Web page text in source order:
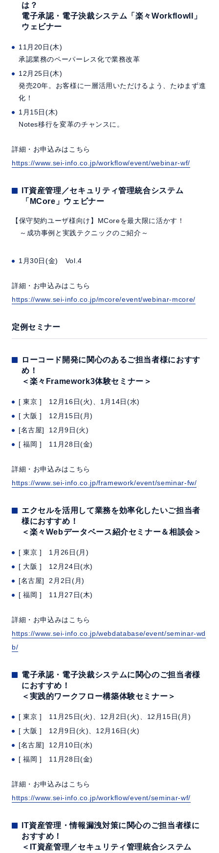
は？
電子承認・電子決裁システム「楽々WorkflowII」
ウェビナー
11月20日(木)
承認業務のペーパーレス化で業務改革
12月25日(木)
発売20年。お客様に一層活用いただけるよう、たゆまず進
化！
1月15日(木)
Notes移行を変革のチャンスに。
詳細・お申込みはこちら
https://www.sei-info.co.jp/workflow/event/webinar-wf/
IT資産管理／セキュリティ管理統合システム
「MCore」ウェビナー
【保守契約ユーザ様向け】MCoreを最大限に活かす！
～成功事例と実践テクニックのご紹介～
1月30日(金) Vol.4
詳細・お申込みはこちら
https://www.sei-info.co.jp/mcore/event/webinar-mcore/
定例セミナー
ローコード開発に関心のあるご担当者様におすす
め！
＜楽々Framework3体験セミナー＞
[ 東京 ] 12月16日(火)、1月14日(水)
[ 大阪 ] 12月15日(月)
[名古屋] 12月9日(火)
[ 福岡 ] 11月28日(金)
詳細・お申込みはこちら
https://www.sei-info.co.jp/framework/event/seminar-fw/
エクセルを活用して業務を効率化したいご担当者
様におすすめ！
＜楽々Webデータベース紹介セミナー＆相談会＞
[ 東京 ] 1月26日(月)
[ 大阪 ] 12月24日(水)
[名古屋] 2月2日(月)
[ 福岡 ] 11月27日(木)
詳細・お申込みはこちら
https://www.sei-info.co.jp/webdatabase/event/seminar-wd
b/
電子承認・電子決裁システムに関心のご担当者様
におすすめ！
＜実践的ワークフロー構築体験セミナー＞
[ 東京 ] 11月25日(火)、12月2日(火)、12月15日(月)
[ 大阪 ] 12月9日(火)、12月16日(火)
[名古屋] 12月10日(水)
[ 福岡 ] 11月28日(金)
詳細・お申込みはこちら
https://www.sei-info.co.jp/workflow/event/seminar-wf/
IT資産管理・情報漏洩対策に関心のご担当者様に
おすすめ！
＜IT資産管理／セキュリティ管理統合システム